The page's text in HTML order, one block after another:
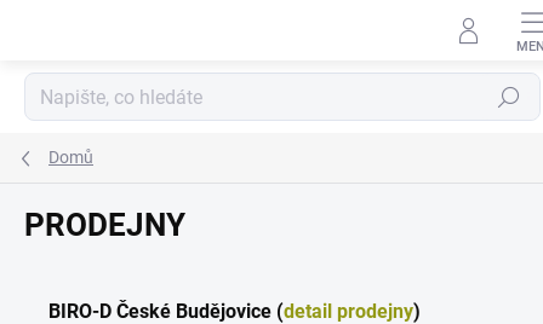
Hledat
Domů
PRODEJNY
BIRO-D České Budějovice (detail prodejny)